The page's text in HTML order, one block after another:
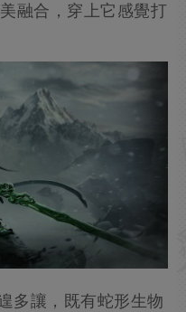
融合，穿上它感覺打
多讓，既有蛇形生物